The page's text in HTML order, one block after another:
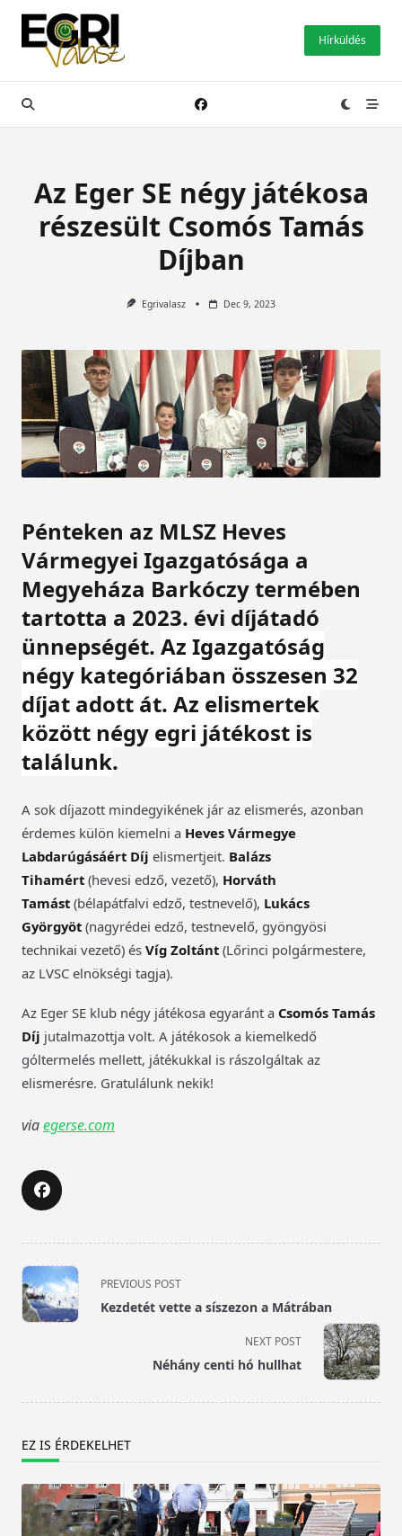
Skip
content
Hírküldés
Az Eger SE négy játékosa
részesült Csomós Tamás
Díjban
Egrivalasz Dec 9, 2023
Pénteken az MLSZ Heves
Vármegyei Igazgatósága a
Megyeháza Barkóczy termében
tartotta a 2023. évi díjátadó
ünnepségét. Az Igazgatóság
négy kategóriában összesen 32
díjat adott át. Az elismertek
között négy egri játékost is
találunk.
A sok díjazott mindegyikének jár az elismerés, azonban
érdemes külön kiemelni a Heves Vármegye
Labdarúgásáért Díj elismertjeit. Balázs
Tihamért (hevesi edző, vezető), Horváth
Tamást (bélapátfalvi edző, testnevelő), Lukács
Györgyöt (nagyrédei edző, testnevelő, gyöngyösi
technikai vezető) és Víg Zoltánt (Lőrinci polgármestere,
az LVSC elnökségi tagja).
Az Eger SE klub négy játékosa egyaránt a Csomós Tamás
Díj jutalmazottja volt. A játékosok a kiemelkedő
góltermelés mellett, játékukkal is rászolgáltak az
elismerésre. Gratulálunk nekik!
viaegerse.com
<span
class="nav-
subtitle
PREVIOUS POST
Kezdetét vette a síszezon a Mátrában
NEXT POST
Néhány centi hó hullhat
EZ IS ÉRDEKELHET